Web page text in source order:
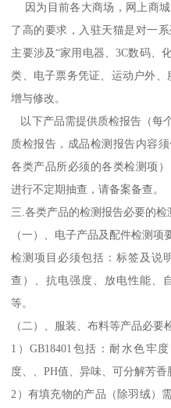
因为目前各大商场，网上商
了高的要求，入驻天猫是对一
主要涉及“家用电器、3C数码、
类、电子票务凭证、运动户外
增与修改。
以下产品需提供质检报告（每
质检报告，成品检测报告内容
各类产品所必须的各类检测项
进行不定期抽查，请备案备查。
三.各类产品的检测报告必要的检
（一）、电子产品及配件检测项
检测项目必须包括：标签及说
查）、抗电强度、放电性能、
等。
（二）、服装、布料等产品必要
1）GB18401包括：耐水色牢
度、、PH值、异味、可分解芳香
2）有填充物的产品（除羽绒）